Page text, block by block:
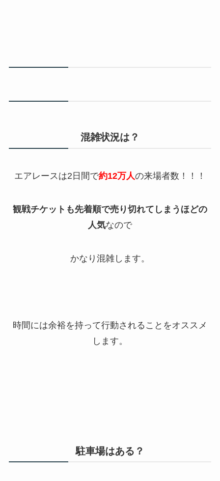
混雑状況は？
エアレースは2日間で約12万人の来場者数！！！
観戦チケットも先着順で売り切れてしまうほどの
人気なので
かなり混雑します。
時間には余裕を持って行動されることをオススメ
します。
駐車場はある？